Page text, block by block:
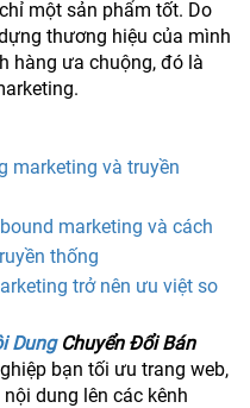
một sản phẩm tốt. Do
thương hiệu của mình
hàng ưa chuộng, đó là
marketing và truyền
marketing và cách
thống
trở nên ưu việt so
DungChuyển Đổi Bán
bạn tối ưu trang web,
dung lên các kênh